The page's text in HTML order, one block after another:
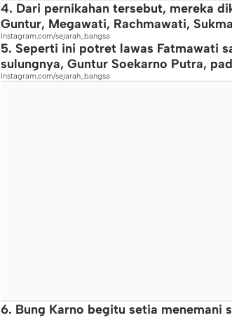
4. Dari pernikahan tersebut, mereka
Guntur, Megawati, Rachmawati,
Instagram.com/sejarah_bangsa
5. Seperti ini potret lawas Fatmawati
sulungnya, Guntur Soekarno Putra,
Instagram.com/sejarah_bangsa
6. Bung Karno begitu setia menemani